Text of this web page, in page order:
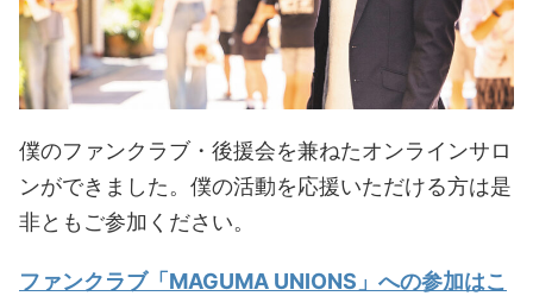
僕のファンクラブ・後援会を兼ねたオンラインサロ
ンができました。僕の活動を応援いただける方は是
非ともご参加ください。
ファンクラブ「MAGUMA UNIONS」への参加はこ